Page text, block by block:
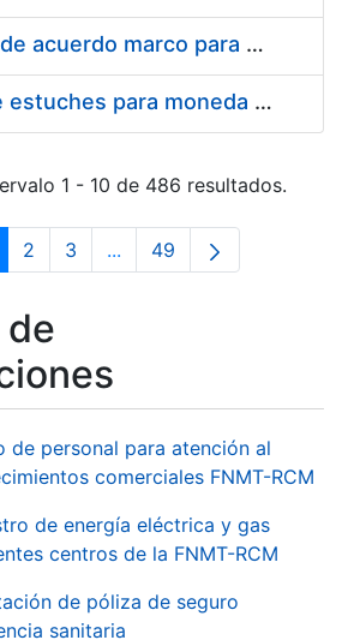
Contratación de acuerdo marco para el Suministro de Material de Electricidad para la Fábrica Nacional de Moneda y Timbre-Real Casa de la Moneda en su centro de trabajo de Burgos
Suministro de estuches para moneda de 30 €
1 - 10 de 486 resultados.
Página
2 Página
3 ...Páginas intermedias Use
Página
49
de personal para atención al
comerciales FNMT-RCM
de energía eléctrica y gas
centros de la FNMT-RCM
de póliza de seguro
sanitaria